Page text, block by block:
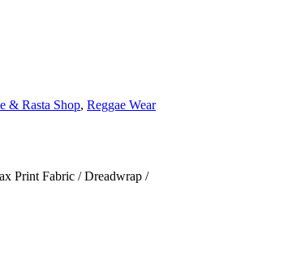
& Rasta Shop, Reggae Wear
Print Fabric / Dreadwrap /